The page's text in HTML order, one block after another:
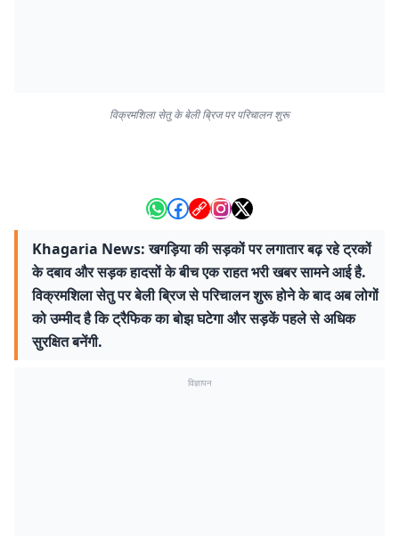
विक्रमशिला सेतु के बेली ब्रिज पर परिचालन शुरू
Khagaria News: खगड़िया की सड़कों पर लगातार बढ़ रहे ट्रकों
के दबाव और सड़क हादसों के बीच एक राहत भरी खबर सामने आई है.
विक्रमशिला सेतु पर बेली ब्रिज से परिचालन शुरू होने के बाद अब लोगों
को उम्मीद है कि ट्रैफिक का बोझ घटेगा और सड़कें पहले से अधिक
सुरक्षित बनेंगी.
विज्ञापन